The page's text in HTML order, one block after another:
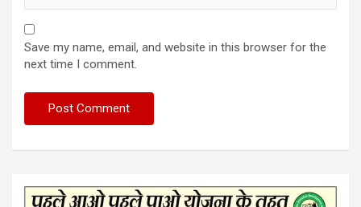
Save my name, email, and website in this browser for the
next time I comment.